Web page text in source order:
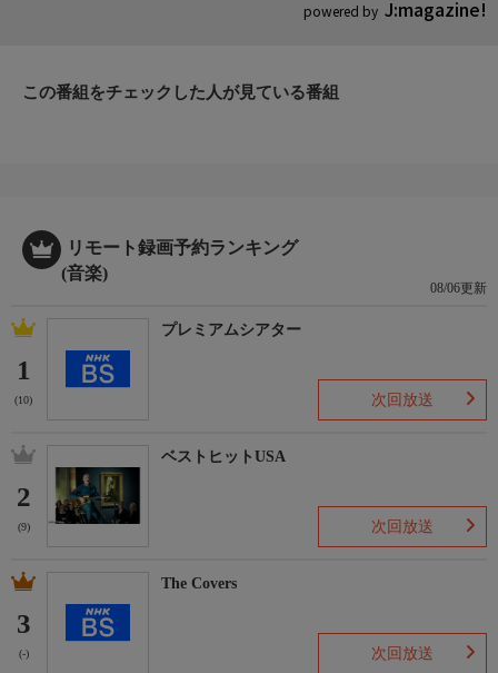
powered by J:magazine!
この番組をチェックした人が見ている番組
リモート録画予約ランキング
(音楽)
08/06更新
1
(10)
プレミアムシアター
次回放送
2
(9)
ベストヒットUSA
次回放送
3
(-)
The Covers
次回放送